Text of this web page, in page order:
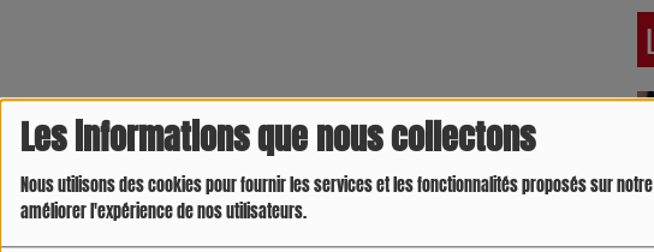
Les informations que nous collectons
Nous utilisons des cookies pour fournir les services et les fonctionnalités proposés sur
améliorer l'expérience de nos utilisateurs.